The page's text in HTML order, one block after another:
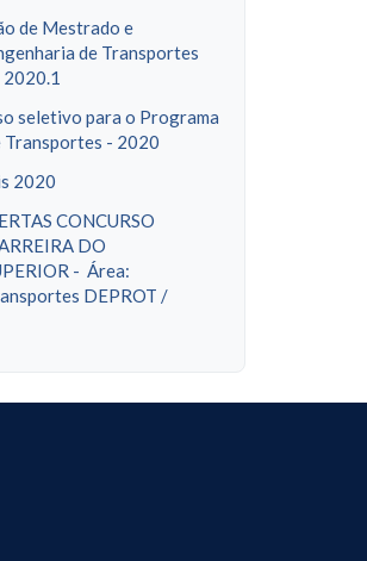
de Mestrado e
de Transportes
2020.1
seletivo para o Programa
Transportes - 2020
2020
CONCURSO
DO
- Área:
DEPROT /